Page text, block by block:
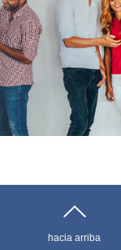
hacia arriba